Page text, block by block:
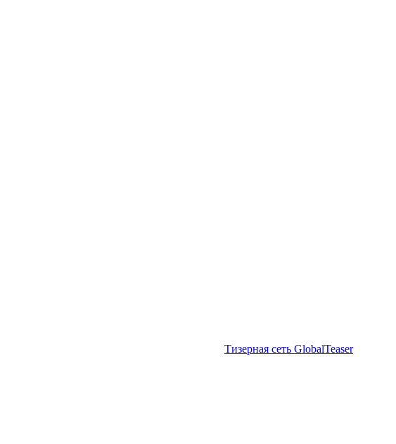
Тизерная сеть GlobalTeaser